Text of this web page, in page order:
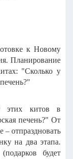
к Новому
Планирование
"Сколько у
этих китов в
печень?" От
– отпраздновать
на два этапа.
будет